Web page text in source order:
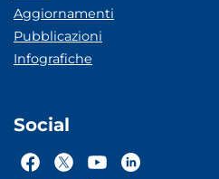
Aggiornamenti
Pubblicazioni
Infografiche
Social